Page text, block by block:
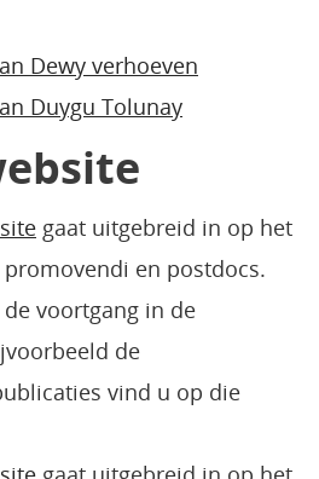
Dewy verhoeven
Duygu Tolunay
gaat uitgebreid in op het
en postdocs.
voortgang in de
de
vind u op die